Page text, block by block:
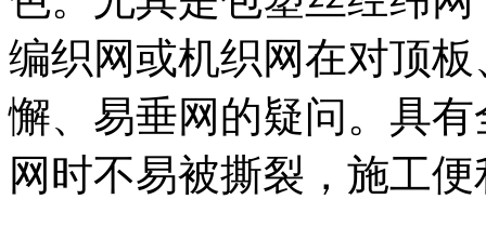
编织网或机织网在对顶
懈、易垂网的疑问。具
网时不易被撕裂，施工